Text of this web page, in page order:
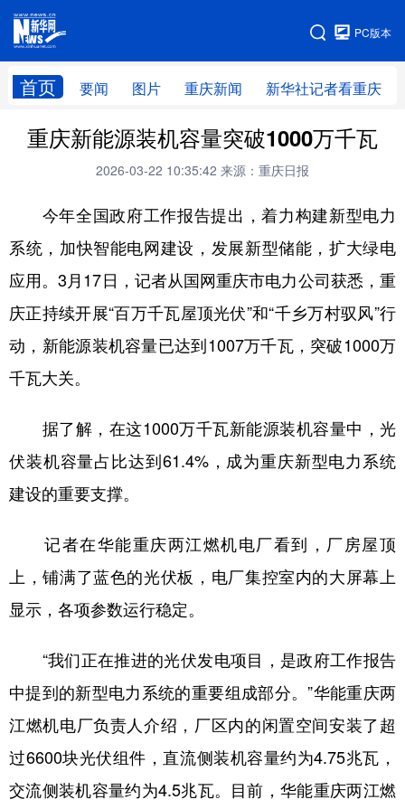
PC版本
首页 要闻 图片 重庆新闻 新华社记者看重庆
网站地图
重庆新能源装机容量突破1000万千瓦
2026-03-22 10:35:42 来源：重庆日报
今年全国政府工作报告提出，着力构建新型电力
系统，加快智能电网建设，发展新型储能，扩大绿电
应用。3月17日，记者从国网重庆市电力公司获悉，重
庆正持续开展“百万千瓦屋顶光伏”和“千乡万村驭风”行
动，新能源装机容量已达到1007万千瓦，突破1000万
千瓦大关。
据了解，在这1000万千瓦新能源装机容量中，光
伏装机容量占比达到61.4%，成为重庆新型电力系统
建设的重要支撑。
记者在华能重庆两江燃机电厂看到，厂房屋顶
上，铺满了蓝色的光伏板，电厂集控室内的大屏幕上
显示，各项参数运行稳定。
“我们正在推进的光伏发电项目，是政府工作报告
中提到的新型电力系统的重要组成部分。”华能重庆两
江燃机电厂负责人介绍，厂区内的闲置空间安装了超
过6600块光伏组件，直流侧装机容量约为4.75兆瓦，
交流侧装机容量约为4.5兆瓦。目前，华能重庆两江燃